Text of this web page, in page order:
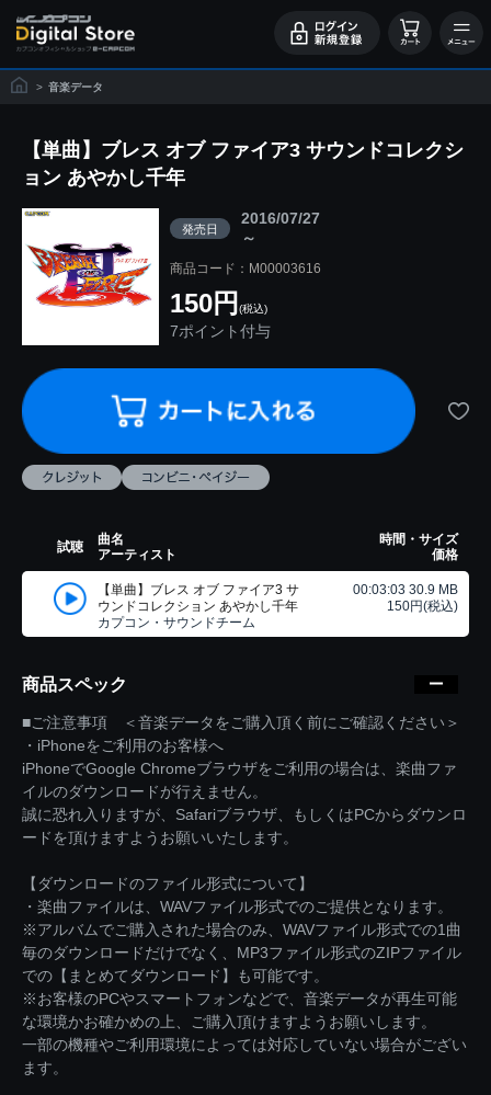
> 音楽データ
【単曲】ブレス オブ ファイア3 サウンドコレクシ
ョン あやかし千年
発売日
2016/07/27
～
商品コード：M00003616
150円 (税込)
7ポイント付与
試聴
曲名
アーティスト
時間・サイズ
価格
【単曲】ブレス オブ ファイア3 サ
ウンドコレクション あやかし千年
カプコン・サウンドチーム
00:03:03 30.9 MB
150円(税込)
商品スペック
■ご注意事項 ＜音楽データをご購入頂く前にご確認ください＞
・iPhoneをご利用のお客様へ
iPhoneでGoogle Chromeブラウザをご利用の場合は、楽曲ファ
イルのダウンロードが行えません。
誠に恐れ入りますが、Safariブラウザ、もしくはPCからダウンロ
ードを頂けますようお願いいたします。
【ダウンロードのファイル形式について】
・楽曲ファイルは、WAVファイル形式でのご提供となります。
※アルバムでご購入された場合のみ、WAVファイル形式での1曲
毎のダウンロードだけでなく、MP3ファイル形式のZIPファイル
での【まとめてダウンロード】も可能です。
※お客様のPCやスマートフォンなどで、音楽データが再生可能
な環境かお確かめの上、ご購入頂けますようお願いします。
一部の機種やご利用環境によっては対応していない場合がござい
ます。